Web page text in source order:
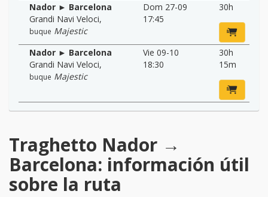
Nador ► Barcelona
Grandi Navi Veloci,
buque Majestic
Dom 27-09
17:45
30h
Nador ► Barcelona
Grandi Navi Veloci,
buque Majestic
Vie 09-10
18:30
30h
15m
Traghetto Nador →
Barcelona: información útil
sobre la ruta